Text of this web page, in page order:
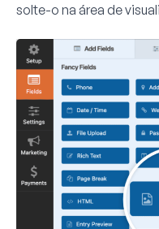
solte-o na área de